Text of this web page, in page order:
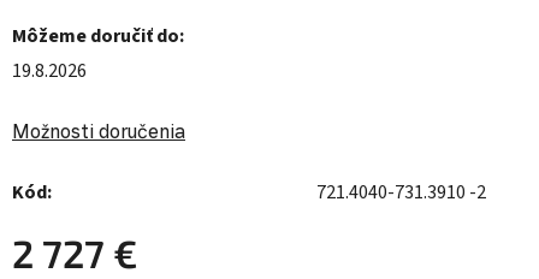
Môžeme doručiť do:
19.8.2026
Možnosti doručenia
Kód: 721.4040-731.3910 -2
2 727 €